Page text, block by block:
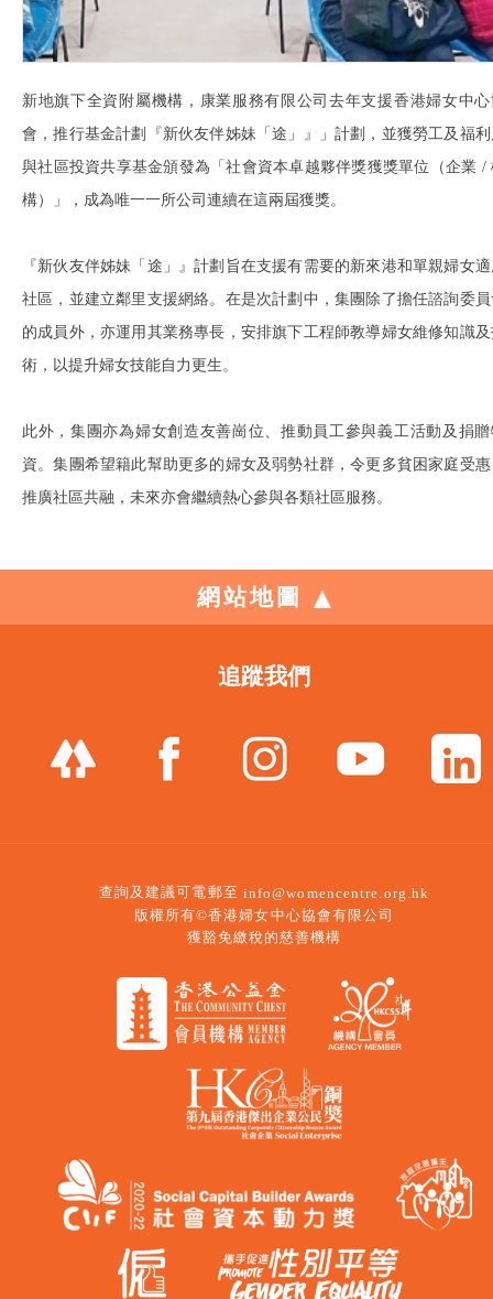
新地旗下全資附屬機構， 康業服務有限公司去年支援香港婦女中心
會，推行基金計劃『新伙友伴姊妹「途」』」計劃，並獲勞工及福
與社區投資共享基金頒發為「社會資本卓越夥伴獎獲獎單位（企業 /
構）」，成為唯一一所公司連續在這兩屆獲獎。
『新伙友伴姊妹「途」』計劃旨在支援有需要的新來港和單親婦女
社區，並建立鄰里支援網絡。在是次計劃中，集團除了擔任諮詢委
的成員外，亦運用其業務專長，安排旗下工程師教導婦女維修知識
術，以提升婦女技能自力更生。
此外，集團亦為婦女創造友善崗位、推動員工參與義工活動及捐贈
資。集團希望籍此幫助更多的婦女及弱勢社群，令更多貧困家庭受
推廣社區共融，未來亦會繼續熱心參與各類社區服務。
網站地圖
追蹤我們
查詢及建議可電郵至 info@womencentre.org.hk
版權所有©香港婦女中心協會有限公司
獲豁免繳稅的慈善機構